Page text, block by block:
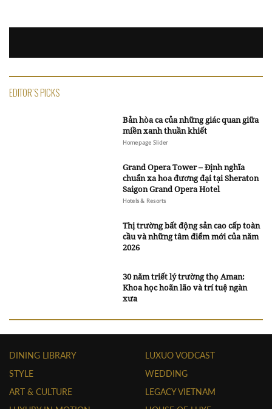
EDITOR'S PICKS
Bản hòa ca của những giác quan giữa
miền xanh thuần khiết
Homepage Slider
Grand Opera Tower – Định nghĩa
chuẩn xa hoa đương đại tại Sheraton
Saigon Grand Opera Hotel
Hotels & Resorts
Thị trường bất động sản cao cấp toàn
cầu và những tâm điểm mới của năm
2026
30 năm triết lý trường thọ Aman:
Khoa học hoãn lão và trí tuệ ngàn
xưa
DINING LIBRARY
STYLE
ART & CULTURE
LUXUO VODCAST
WEDDING
LEGACY VIETNAM